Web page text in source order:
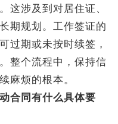
这涉及到对居住证、
期规划。工作签证的
过期或未按时续签，
整个流程中，保持信
麻烦的根本。
合同有什么具体要